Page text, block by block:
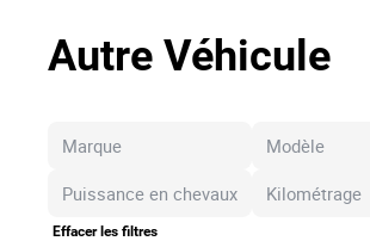
Autre Véhicule
Effacer les filtres